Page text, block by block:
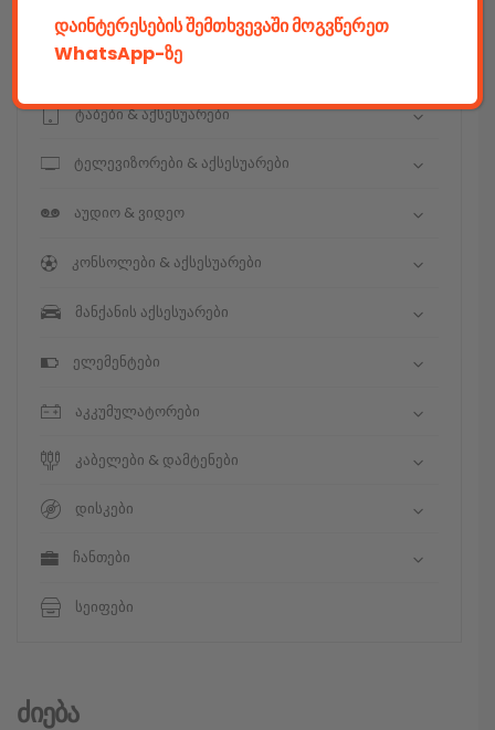
კამერები & აქსესუარები
ნოუთბუქები & აქსესუარები
ტაბები & აქსესუარები
ტელევიზორები & აქსესუარები
აუდიო & ვიდეო
კონსოლები & აქსესუარები
მანქანის აქსესუარები
ელემენტები
აკკუმულატორები
კაბელები & დამტენები
დისკები
ჩანთები
სეიფები
Ძიება
დაინტერესების შემთხვევაში მოგვწერეთ
WhatsApp-ზე